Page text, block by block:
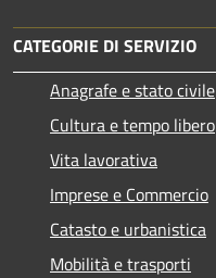
CATEGORIE DI SERVIZIO
Anagrafe e stato civile
Cultura e tempo libero
Vita lavorativa
Imprese e Commercio
Catasto e urbanistica
Mobilità e trasporti